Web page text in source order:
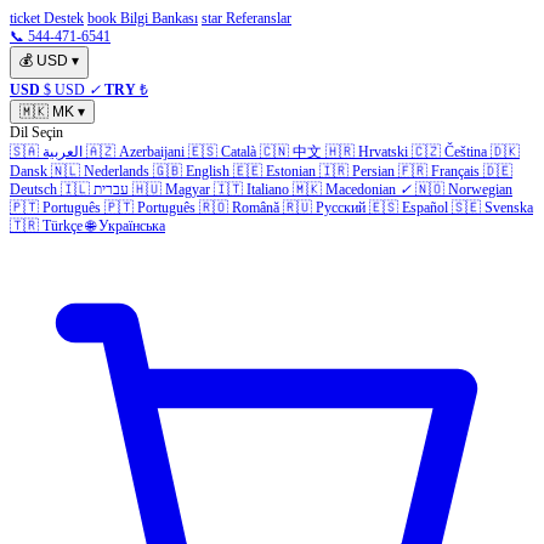
ticket Destek book Bilgi Bankası star Referanslar
📞 544-471-6541
💰 USD ▾
USD $ USD ✓ TRY ₺
🇲🇰 MK ▾
Dil Seçin
🇸🇦 العربية 🇦🇿 Azerbaijani 🇪🇸 Català 🇨🇳 中文 🇭🇷 Hrvatski 🇨🇿 Čeština 🇩🇰
Dansk 🇳🇱 Nederlands 🇬🇧 English 🇪🇪 Estonian 🇮🇷 Persian 🇫🇷 Français 🇩🇪
Deutsch 🇮🇱 עברית 🇭🇺 Magyar 🇮🇹 Italiano 🇲🇰 Macedonian ✓ 🇳🇴 Norwegian
🇵🇹 Português 🇵🇹 Português 🇷🇴 Română 🇷🇺 Русский 🇪🇸 Español 🇸🇪 Svenska
🇹🇷 Türkçe 🌐 Українська